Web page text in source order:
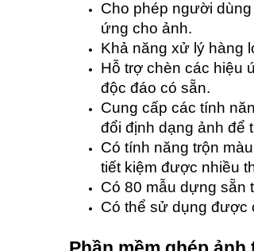
Cho phép người
ứng cho ảnh.
Khả năng xử lý hàng
Hỗ trợ chèn các hiệu
độc đáo có sẵn.
Cung cấp các tính
đổi định dạng ảnh để
Có tính năng trộn
tiết kiệm được nhiều
Có 80 mẫu dựng sẵn
Có thể sử dụng được